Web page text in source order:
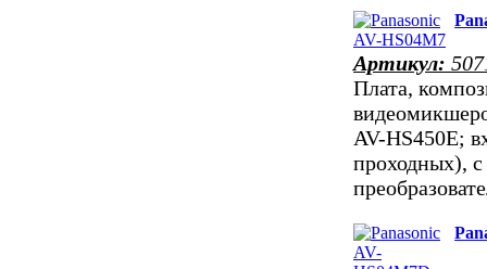
Артикул:
Плата,
AV-HS450E;
проходных),